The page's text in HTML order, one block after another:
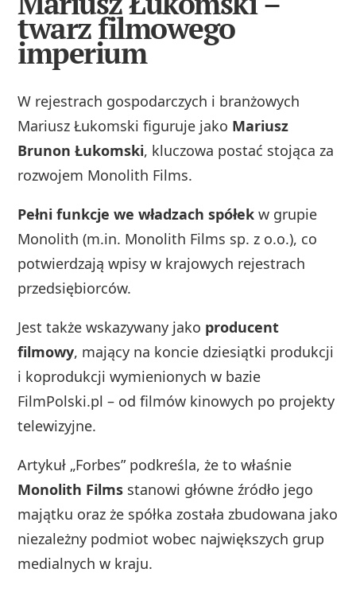
twarz filmowego
imperium
W rejestrach gospodarczych i branżowych
Mariusz Łukomski figuruje jako Mariusz
Brunon Łukomski, kluczowa postać stojąca za
rozwojem Monolith Films.
Pełni funkcje we władzach spółek w grupie
Monolith (m.in. Monolith Films sp. z o.o.), co
potwierdzają wpisy w krajowych rejestrach
przedsiębiorców.
Jest także wskazywany jako producent
filmowy, mający na koncie dziesiątki produkcji
i koprodukcji wymienionych w bazie
FilmPolski.pl – od filmów kinowych po projekty
telewizyjne.
Artykuł „Forbes” podkreśla, że to właśnie
Monolith Films stanowi główne źródło jego
majątku oraz że spółka została zbudowana jako
niezależny podmiot wobec największych grup
medialnych w kraju.